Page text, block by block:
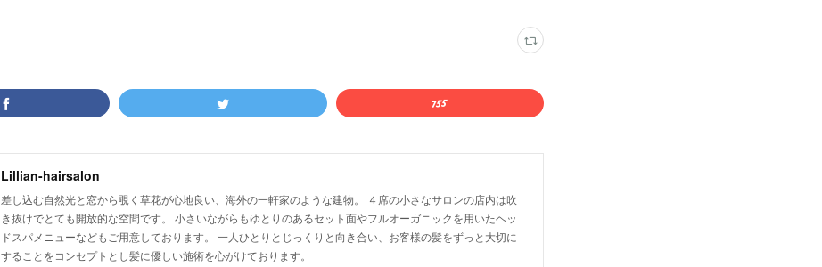
Lillian-hairsalon
差し込む自然光と窓から覗く草花が心地良い、海外の一軒家のような建物。 ４席の小さなサロンの店内は吹
き抜けでとても開放的な空間です。 小さいながらもゆとりのあるセット面やフルオーガニックを用いたヘッ
ドスパメニューなどもご用意しております。 一人ひとりとじっくりと向き合い、お客様の髪をずっと大切に
することをコンセプトとし髪に優しい施術を心がけております。